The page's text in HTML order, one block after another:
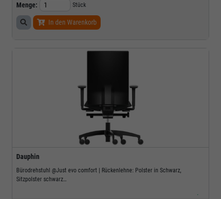
Menge: Stück
In den Warenkorb
Dauphin
Bürodrehstuhl @Just evo comfort | Rückenlehne: Polster in Schwarz,
Sitzpolster schwarz
.